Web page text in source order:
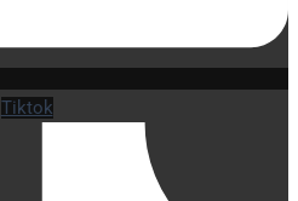
Tiktok